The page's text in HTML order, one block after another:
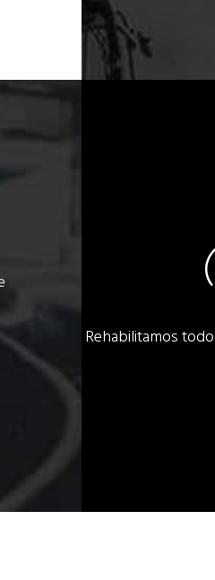
Rehabilitamos